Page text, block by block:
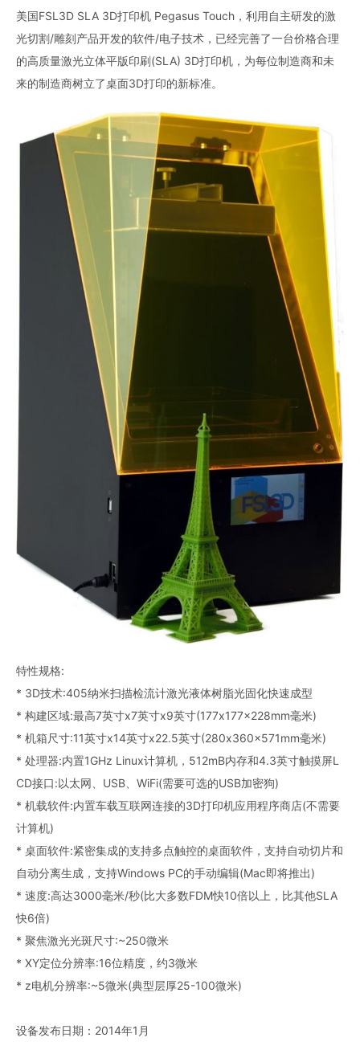
美国FSL3D SLA 3D打印机 Pegasus Touch，利用自主研发的激
光切割/雕刻产品开发的软件/电子技术，已经完善了一台价格合理
的高质量激光立体平版印刷(SLA) 3D打印机，为每位制造商和未
来的制造商树立了桌面3D打印的新标准。
特性规格:
* 3D技术:405纳米扫描检流计激光液体树脂光固化快速成型
* 构建区域:最高7英寸x7英寸x9英寸(177x177x228mm毫米)
* 机箱尺寸:11英寸x14英寸x22.5英寸(280x360x571mm毫米)
* 处理器:内置1GHz Linux计算机，512mB内存和4.3英寸触摸屏L
CD接口:以太网、USB、WiFi(需要可选的USB加密狗)
* 机载软件:内置车载互联网连接的3D打印机应用程序商店(不需要
计算机)
* 桌面软件:紧密集成的支持多点触控的桌面软件，支持自动切片和
自动分离生成，支持Windows PC的手动编辑(Mac即将推出)
* 速度:高达3000毫米/秒(比大多数FDM快10倍以上，比其他SLA
快6倍)
* 聚焦激光光斑尺寸:~250微米
* XY定位分辨率:16位精度，约3微米
* z电机分辨率:~5微米(典型层厚25-100微米)
设备发布日期：2014年1月